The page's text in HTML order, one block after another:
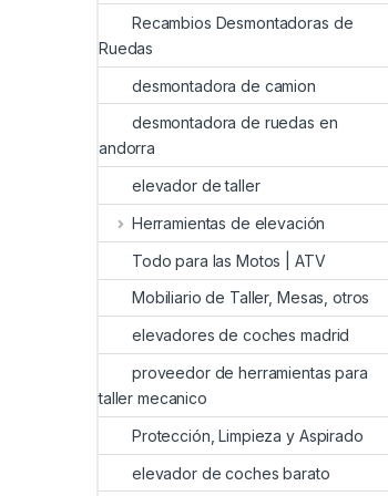
Recambios Desmontadoras de
Ruedas
desmontadora de camion
desmontadora de ruedas en
andorra
elevador de taller
Herramientas de elevación
Todo para las Motos | ATV
Mobiliario de Taller, Mesas, otros
elevadores de coches madrid
proveedor de herramientas para
taller mecanico
Protección, Limpieza y Aspirado
elevador de coches barato